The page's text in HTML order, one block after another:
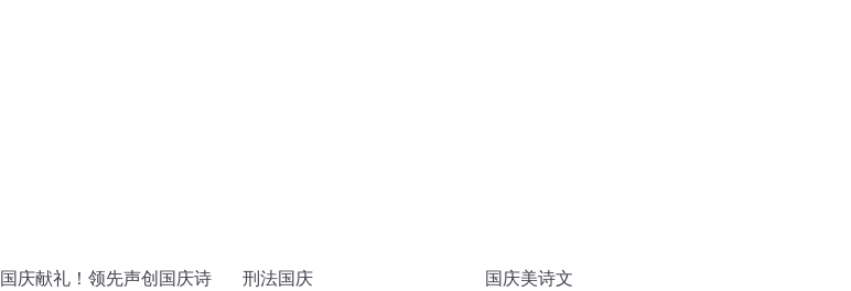
国庆献礼！领先声创国庆诗
刑法国庆 国庆美诗文